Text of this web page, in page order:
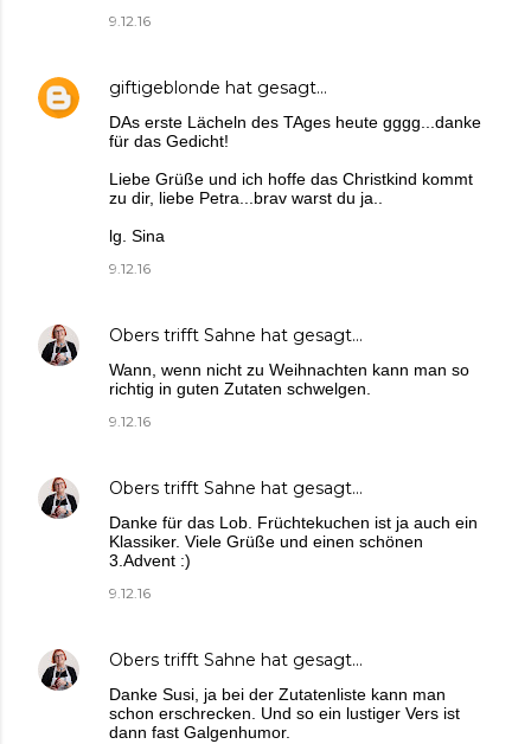
9.12.16
giftigeblonde hat gesagt…
DAs erste Lächeln des TAges heute gggg...danke
für das Gedicht!
Liebe Grüße und ich hoffe das Christkind kommt
zu dir, liebe Petra...brav warst du ja..
lg. Sina
9.12.16
Obers trifft Sahne hat gesagt…
Wann, wenn nicht zu Weihnachten kann man so
richtig in guten Zutaten schwelgen.
9.12.16
Obers trifft Sahne hat gesagt…
Danke für das Lob. Früchtekuchen ist ja auch ein
Klassiker. Viele Grüße und einen schönen
3.Advent :)
9.12.16
Obers trifft Sahne hat gesagt…
Danke Susi, ja bei der Zutatenliste kann man
schon erschrecken. Und so ein lustiger Vers ist
dann fast Galgenhumor.